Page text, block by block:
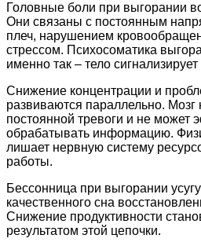
Головные боли при выгорании
Они связаны с постоянным
плеч, нарушением
стрессом. Психосоматика
именно так – тело сигнализирует
Снижение концентрации и
развиваются параллельно.
постоянной тревоги и не может
обрабатывать информацию.
лишает нервную систему
работы.
Бессонница при выгорании
качественного сна
Снижение продуктивности
результатом этой цепочки.